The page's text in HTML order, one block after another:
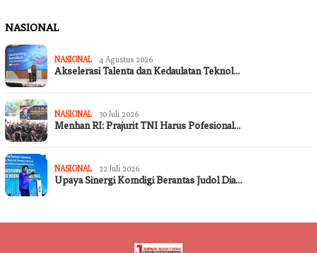
NASIONAL
NASIONAL 4 Agustus 2026
Akselerasi Talenta dan Kedaulatan Teknol…
NASIONAL 30 Juli 2026
Menhan RI: Prajurit TNI Harus Pofesional…
NASIONAL 22 Juli 2026
Upaya Sinergi Komdigi Berantas Judol Dia…